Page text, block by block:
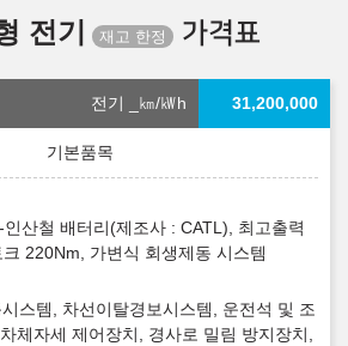
전기 가격표
전기 _ ㎞/㎾h 31,200,000
산철 배터리(제조사 : CATL), 최고출력
220Nm, 가변식 회생제동 시스템
스템, 차선이탈경보시스템, 운전석 및 조
체자세 제어장치, 경사로 밀림 방지장치,